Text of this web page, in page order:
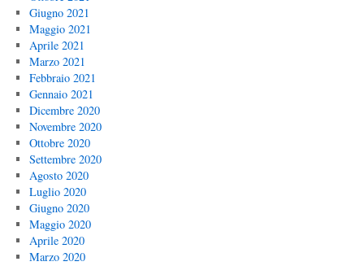
Giugno 2021
Maggio 2021
Aprile 2021
Marzo 2021
Febbraio 2021
Gennaio 2021
Dicembre 2020
Novembre 2020
Ottobre 2020
Settembre 2020
Agosto 2020
Luglio 2020
Giugno 2020
Maggio 2020
Aprile 2020
Marzo 2020